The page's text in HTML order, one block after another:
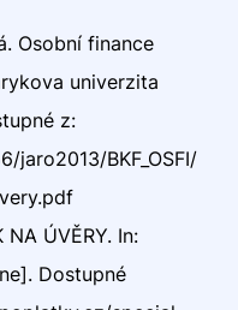
Osobní finance
univerzita
z:
jaro2013/BKF_OSFI/
NA ÚVĚRY. In:
Dostupné